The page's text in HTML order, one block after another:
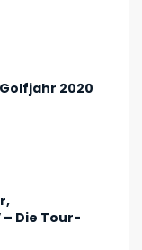
2020
Die Tour-